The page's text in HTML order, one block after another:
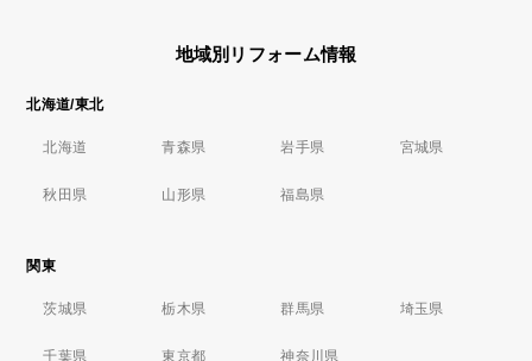
地域別リフォーム情報
北海道/東北
北海道 青森県 岩手県 宮城県
秋田県 山形県 福島県
関東
茨城県 栃木県 群馬県 埼玉県
千葉県 東京都 神奈川県